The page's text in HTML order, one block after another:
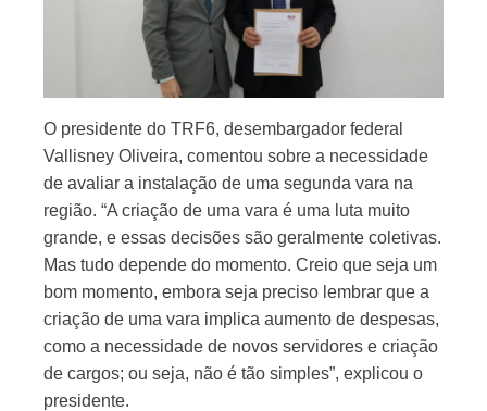
O presidente do TRF6, desembargador federal
Vallisney Oliveira, comentou sobre a necessidade
de avaliar a instalação de uma segunda vara na
região. “A criação de uma vara é uma luta muito
grande, e essas decisões são geralmente coletivas.
Mas tudo depende do momento. Creio que seja um
bom momento, embora seja preciso lembrar que a
criação de uma vara implica aumento de despesas,
como a necessidade de novos servidores e criação
de cargos; ou seja, não é tão simples”, explicou o
presidente.